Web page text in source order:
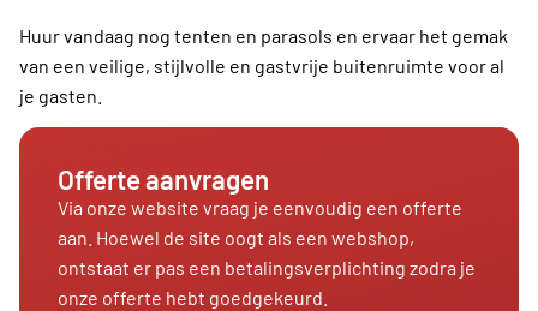
Offerte aanvragen
Via onze website vraag je eenvoudig een offerte
aan. Hoewel de site oogt als een webshop,
ontstaat er pas een betalingsverplichting zodra je
onze offerte hebt goedgekeurd.
Huur vandaag nog tenten en parasols en ervaar het gemak
van een veilige, stijlvolle en gastvrije buitenruimte voor al
je gasten.